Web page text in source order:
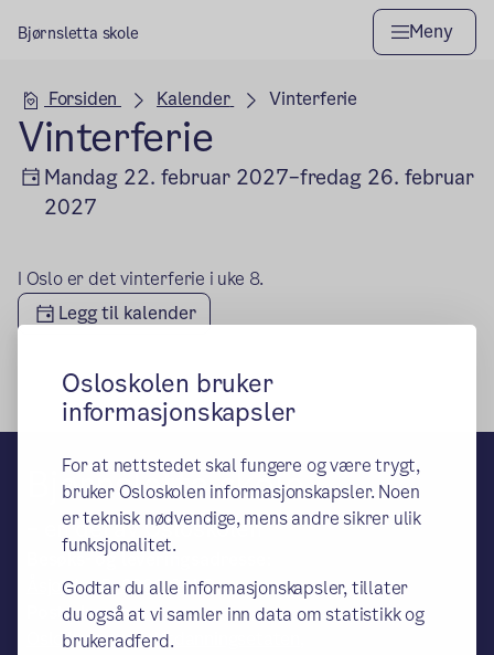
Osloskolen bruker
informasjonskapsler
For at nettstedet skal fungere og være trygt,
bruker Osloskolen informasjonskapsler. Noen
er teknisk nødvendige, mens andre sikrer ulik
funksjonalitet.
Godtar du alle informasjonskapsler, tillater
du også at vi samler inn data om statistikk og
brukeradferd.
Bjørnsletta skole Meny
Hovedseksjon
Forsiden Kalender Vinterferie
Vinterferie
Mandag 22. februar 2027–fredag 26. februar
2027
I Oslo er det vinterferie i uke 8.
Legg til kalender
Bjørnsletta skole
– en del av Osloskolen
Besøks- og leveringsadresse:
Åsjordet 5, 0381 OSLO
Postadresse:
Oslo kommune, Utdanningsetaten,